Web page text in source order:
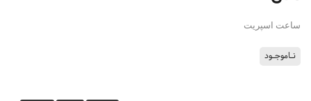
ساعت اسپریت
نـاموجـود